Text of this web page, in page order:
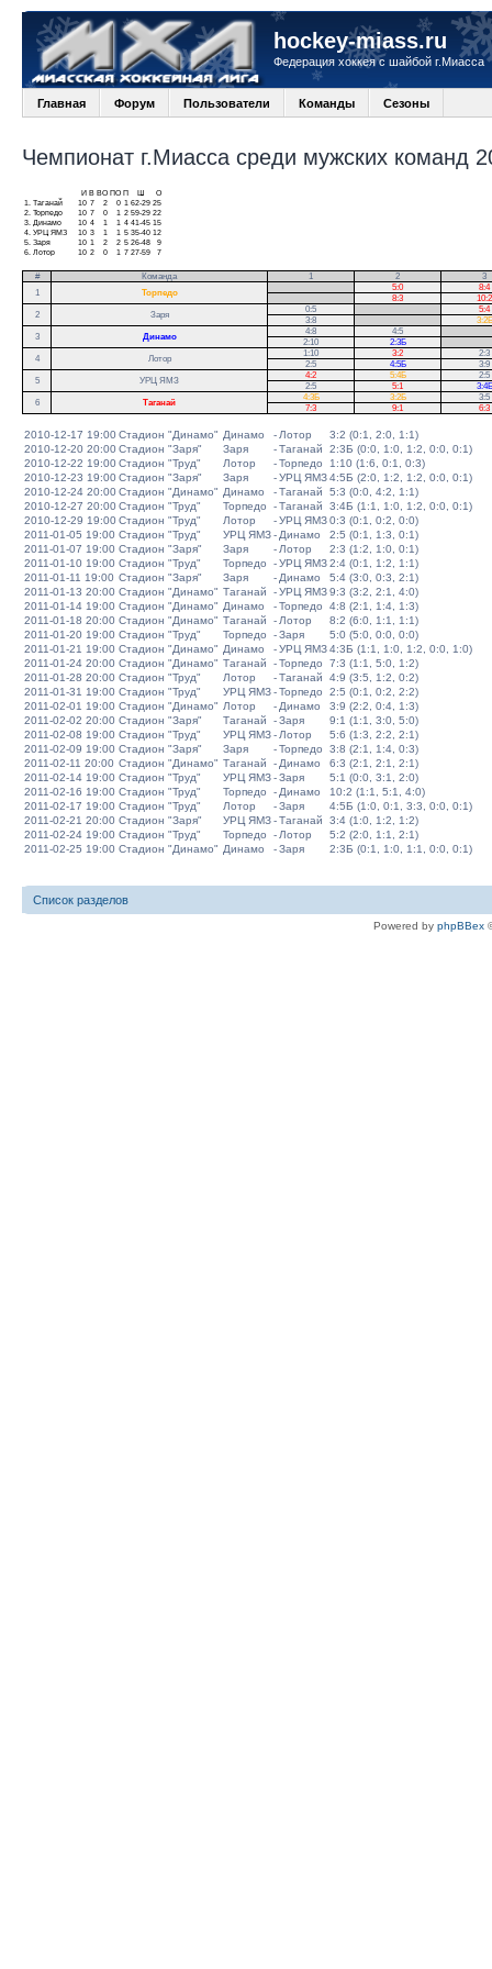
hockey-miass.ru
Федерация хоккея с шайбой г.Миасса
Главная Форум Пользователи Команды Сезоны
Чемпионат г.Миасса среди мужских команд
И В ВО ПО П
О
1.
Таганай 10 7 2 0 1 62-29 25
2. Торпедо 10 7 0 1 2 59-29 22
3.
Динамо 10 4 1 1 4 41-45 15
4. УРЦ ЯМЗ 10 3 1 1 5 35-40 12
5. Заря 10 1 2 2 5 26-48
9
6. Лотор 10 2 0 1 7 27-59 7
# Команда 1 2
3
1
Торпедо
5:0
8:4
8:3
10:2
2
Заря
0:5
5:4
3:8
3:2Б
3
Динамо
4:8 4:5
2:10
2:3Б
4
Лотор
1:10 3:2
2:3
2:5
4:5Б
3:9
5
УРЦ ЯМЗ
4:2 5:4Б
2:5
2:5
5:1
3:4Б
6
Таганай
4:3Б 3:2Б
3:5
7:3
9:1 6:3
2010-12-17 19:00Стадион "Динамо" Динамо - Лотор
3:2 (0:1, 2:0, 1:1)
2010-12-20 20:00Стадион "Заря" Заря -Таганай
2:3Б (0:0, 1:0, 1:2, 0:0, 0:1)
2010-12-22 19:00Стадион "Труд" Лотор -Торпедо
1:10 (1:6, 0:1, 0:3)
2010-12-23 19:00Стадион "Заря" Заря -УРЦ ЯМЗ4:5Б (2:0, 1:2, 1:2, 0:0, 0:1)
2010-12-24 20:00Стадион "Динамо" Динамо -Таганай
5:3 (0:0, 4:2, 1:1)
2010-12-27 20:00Стадион "Труд" Торпедо -Таганай
3:4Б (1:1, 1:0, 1:2, 0:0, 0:1)
2010-12-29 19:00Стадион "Труд" Лотор -УРЦ ЯМЗ0:3 (0:1, 0:2, 0:0)
2011-01-05 19:00 Стадион "Труд" УРЦ ЯМЗ- Динамо
2:5 (0:1, 1:3, 0:1)
2011-01-07 19:00 Стадион "Заря" Заря - Лотор
2:3 (1:2, 1:0, 0:1)
2011-01-10 19:00 Стадион "Труд" Торпедо -УРЦ ЯМЗ2:4 (0:1, 1:2, 1:1)
2011-01-11 19:00 Стадион "Заря" Заря - Динамо
5:4 (3:0, 0:3, 2:1)
2011-01-13 20:00 Стадион "Динамо" Таганай -УРЦ ЯМЗ9:3 (3:2, 2:1, 4:0)
2011-01-14 19:00 Стадион "Динамо" Динамо -Торпедо
4:8 (2:1, 1:4, 1:3)
2011-01-18 20:00 Стадион "Динамо" Таганай - Лотор
8:2 (6:0, 1:1, 1:1)
2011-01-20 19:00 Стадион "Труд" Торпедо -Заря
5:0 (5:0, 0:0, 0:0)
2011-01-21 19:00 Стадион "Динамо" Динамо -УРЦ ЯМЗ4:3Б (1:1, 1:0, 1:2, 0:0, 1:0)
2011-01-24 20:00 Стадион "Динамо" Таганай -Торпедо
7:3 (1:1, 5:0, 1:2)
2011-01-28 20:00 Стадион "Труд" Лотор -Таганай
4:9 (3:5, 1:2, 0:2)
2011-01-31 19:00 Стадион "Труд" УРЦ ЯМЗ-Торпедо
2:5 (0:1, 0:2, 2:2)
2011-02-01 19:00 Стадион "Динамо" Лотор - Динамо
3:9 (2:2, 0:4, 1:3)
2011-02-02 20:00 Стадион "Заря" Таганай -Заря
9:1 (1:1, 3:0, 5:0)
2011-02-08 19:00 Стадион "Труд" УРЦ ЯМЗ- Лотор
5:6 (1:3, 2:2, 2:1)
2011-02-09 19:00 Стадион "Заря" Заря -Торпедо
3:8 (2:1, 1:4, 0:3)
2011-02-11 20:00 Стадион "Динамо" Таганай - Динамо
6:3 (2:1, 2:1, 2:1)
2011-02-14 19:00 Стадион "Труд" УРЦ ЯМЗ-Заря
5:1 (0:0, 3:1, 2:0)
2011-02-16 19:00 Стадион "Труд" Торпедо - Динамо
10:2 (1:1, 5:1, 4:0)
2011-02-17 19:00 Стадион "Труд" Лотор -Заря
4:5Б (1:0, 0:1, 3:3, 0:0, 0:1)
2011-02-21 20:00 Стадион "Заря" УРЦ ЯМЗ-Таганай
3:4 (1:0, 1:2, 1:2)
2011-02-24 19:00 Стадион "Труд" Торпедо - Лотор
5:2 (2:0, 1:1, 2:1)
2011-02-25 19:00 Стадион "Динамо" Динамо -Заря 2:3Б (0:1, 1:0, 1:1, 0:0, 0:1)
Список разделов
Powered by phpBBex